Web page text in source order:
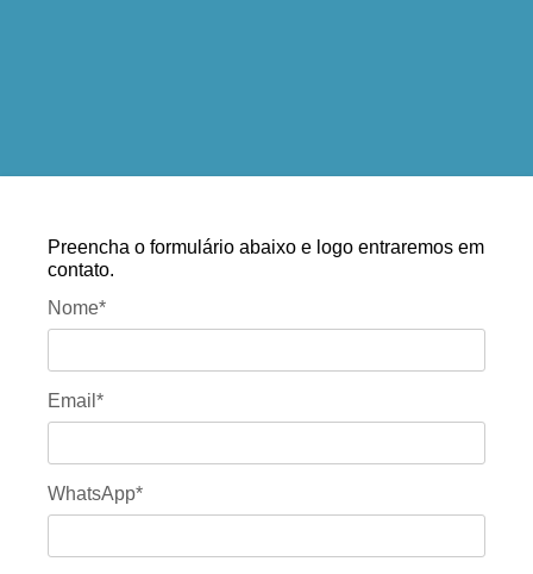
Preencha o formulário abaixo e logo entraremos em
contato.
Nome*
Email*
WhatsApp*